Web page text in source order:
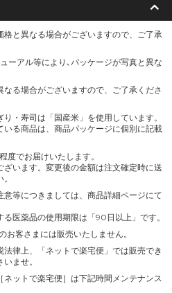
格と異なる場合がございますので、ご了承
ーアル等により､パッケージが写真と異な
る場合がございますので、ご了承くださ
・寿司は「国産米」を使用しています。
る商品は、商品パッケージに個別に記載
でお届けいたします。
います。変更後の金額は注文確定時に送
等につきましては、商品詳細ページにて
医薬品の使用期限は「90日以上」です。
客さまには販売いたしません。
法律上、「ネットで楽宅便」では販売でき
ませ。
ットで楽宅便］は下記時間メンテナンス